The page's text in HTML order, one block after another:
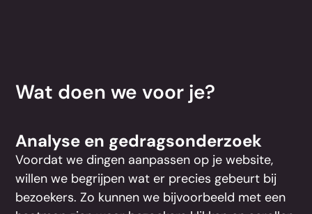
Wat doen we voor je?
Analyse en gedragsonderzoek
Voordat we dingen aanpassen op je website,
willen we begrijpen wat er precies gebeurt bij
bezoekers. Zo kunnen we bijvoorbeeld met een